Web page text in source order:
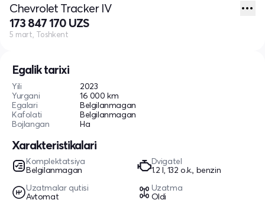
Egalik tarixi
Yili
2023
Yurgani
16 000 km
Egalari
Belgilanmagan
Kafolati
Belgilanmagan
Bojlangan
Ha
Xarakteristikalari
Komplektatsiya
Belgilanmagan
Dvigatel
1.2 l, 132 o.k., benzin
Uzatmalar qutisi
Avtomat
Uzatma
Oldi
Chevrolet Tracker IV
173 847 170 UZS
5 mart, Toshkent